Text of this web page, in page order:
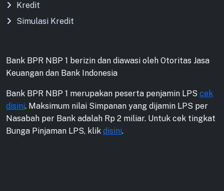
Kredit
Simulasi Kredit
Bank BPR NBP 1 berizin dan diawasi oleh Otoritas Jasa
Keuangan dan Bank Indonesia
Bank BPR NBP 1 merupakan peserta penjamin LPS cek
disini. Maksimum nilai Simpanan yang dijamin LPS per
Nasabah per Bank adalah Rp 2 miliar. Untuk cek tingkat
Bunga Pinjaman LPS, klik disini.